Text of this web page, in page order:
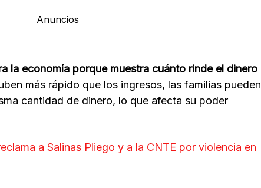
Anuncios
la economía porque muestra cuánto rinde el dinero
más rápido que los ingresos, las familias pueden
cantidad de dinero, lo que afecta su poder
a Salinas Pliego y a la CNTE por violencia en